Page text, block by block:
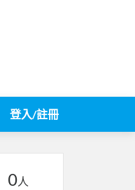
登入/註冊
0人